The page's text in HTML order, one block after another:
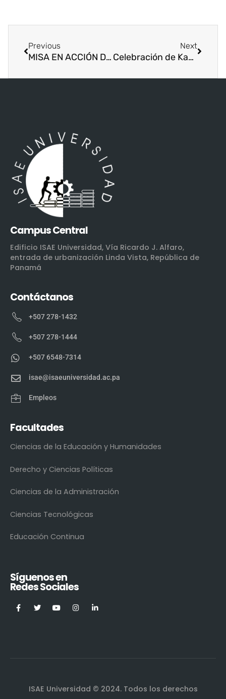
Previous
MISA EN ACCIÓN DE GRACIAS EN COMMEMORACIÓN DEL XXIII ANIVERSARIO DE ISAE UNIVERSIDAD
Next
Celebración de Kawanzaa en ISAE Universidad
Campus Central
Edificio ISAE Universidad, Vía Ricardo J. Alfaro,
entrada de urbanización Linda Vista, República de
Panamá
Contáctanos
+507 278-1432
+507 278-1444
+507 6548-7314
isae@isaeuniversidad.ac.pa
Empleos
Facultades
Ciencias de la Educación y Humanidades
Derecho y Ciencias Políticas
Ciencias de la Administración
Ciencias Tecnológicas
Educación Continua
Síguenos en
Redes Sociales
ISAE Universidad © 2024. Todos los derechos